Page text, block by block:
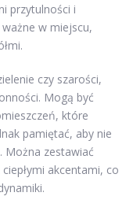
przytulności i
w miejscu,
czy szarości,
Mogą być
które
pamiętać, aby nie
Można zestawiać
akcentami, co